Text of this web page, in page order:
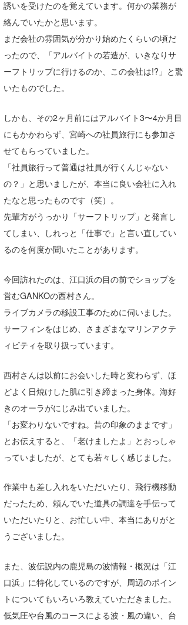
誘いを受けたのを覚えています。何かの業務が
絡んでいたかと思います。
まだ会社の雰囲気が分かり始めたくらいの頃だ
ったので、「アルバイトの若造が、いきなりサ
ーフトリップに行けるのか、この会社は!?」と驚
いたものでした。
しかも、その2ヶ月前にはアルバイト3〜4か月目
にもかかわらず、宮崎への社員旅行にも参加さ
せてもらっていました。
「社員旅行って普通は社員が行くんじゃない
の？」と思いましたが、本当に良い会社に入れ
たなと思ったものです（笑）。
先輩方がうっかり「サーフトリップ」と発言し
てしまい、しれっと「仕事で」と言い直してい
るのを何度か聞いたことがあります。
今回訪れたのは、江口浜の目の前でショップを
営むGANKOの西村さん。
ライブカメラの移設工事のために伺いました。
サーフィンをはじめ、さまざまなマリンアクテ
ィビティを取り扱っています。
西村さんは以前にお会いした時と変わらず、ほ
どよく日焼けした肌に引き締まった身体。海好
きのオーラがにじみ出ていました。
「お変わりないですね。昔の印象のままです」
とお伝えすると、「老けましたよ」とおっしゃ
っていましたが、とても若々しく感じました。
作業中も差し入れをいただいたり、飛行機移動
だったため、頼んでいた道具の調達を手伝って
いただいたりと、お忙しい中、本当にありがと
うございました。
また、波伝説内の鹿児島の波情報・概況は「江
口浜」に特化しているのですが、周辺のポイン
トについてもいろいろ教えていただきました。
低気圧や台風のコースによる波・風の違い、台
Naoya Kimoto
Yasunari Inoue
Yoshiyuki Obata
DELTA FORCE SURF
CBA Films
メディア
Colors MAGAZINE
波伝説アンバサダー/プロライダー
福島寿実子
進士剛光
田原啓江
NOBUFUKU
大野”MAR”修聖
喜納海人
波伝説スタッフ
chan-U
G◎Da
H
KID
KY
mitz
S.K
VAGY
waka☆=
YUKI☆
ハンマー
まっきー
三輪予報士
小川予報士